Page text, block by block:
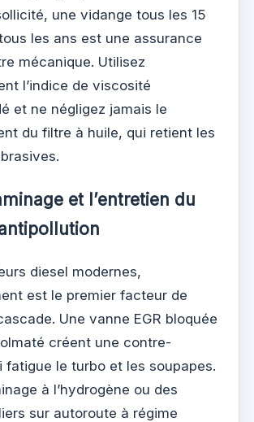
une vidange tous les 15
les ans est une assurance
mécanique. Utilisez
l’indice de viscosité
et ne négligez jamais le
du filtre à huile, qui retient les
et l’entretien du
diesel modernes,
est le premier facteur de
Une vanne EGR bloquée
créent une contre-
fatigue le turbo et les soupapes.
à l’hydrogène ou des
sur autoroute à régime